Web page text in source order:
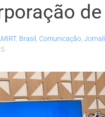
, Brasil Comunicação